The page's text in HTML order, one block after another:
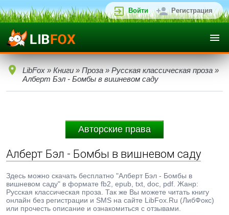
Войти Регистрация
LibFox » Книги » Проза » Русская классическая проза »
Алберт Бэл - Бомбы в вишневом саду
Авторские права
Алберт Бэл - Бомбы в вишневом саду
Здесь можно скачать бесплатно "Алберт Бэл - Бомбы в
вишневом саду" в формате fb2, epub, txt, doc, pdf. Жанр:
Русская классическая проза. Так же Вы можете читать книгу
онлайн без регистрации и SMS на сайте LibFox.Ru (ЛибФокс)
или прочесть описание и ознакомиться с отзывами.